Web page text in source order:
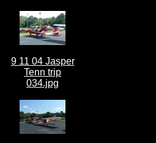
9 11 04 Jasper
Tenn trip
034.jpg